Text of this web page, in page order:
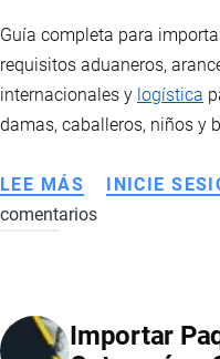
Guía completa para
requisitos aduaneros,
internacionales y logística
damas, caballeros, niños y
LEE MÁS SOBRE
IMPORTACIÓN
ECUADOR:
INICIE
comentarios
Importar